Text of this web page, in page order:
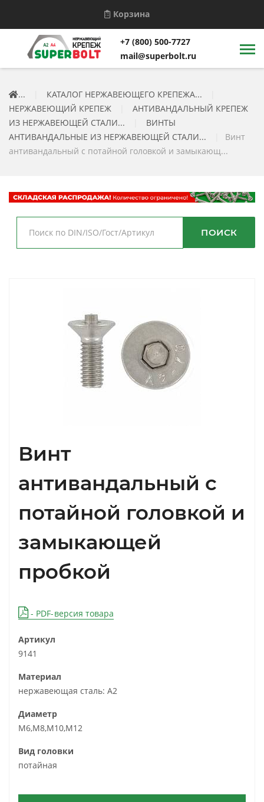
Корзина
+7 (800) 500-7727
mail@superbolt.ru
... КАТАЛОГ НЕРЖАВЕЮЩЕГО КРЕПЕЖА...
НЕРЖАВЕЮЩИЙ КРЕПЕЖ
АНТИВАНДАЛЬНЫЙ КРЕПЕЖ
ИЗ НЕРЖАВЕЮЩЕЙ СТАЛИ...
ВИНТЫ
АНТИВАНДАЛЬНЫЕ ИЗ НЕРЖАВЕЮЩЕЙ СТАЛИ...
Винт
антивандальный с потайной головкой и замыкающ...
ПОИСК
Винт
антивандальный с
потайной головкой и
замыкающей
пробкой
- PDF-версия товара
Артикул
9141
Материал
нержавеющая сталь: А2
Диаметр
М6,М8,М10,М12
Вид головки
потайная